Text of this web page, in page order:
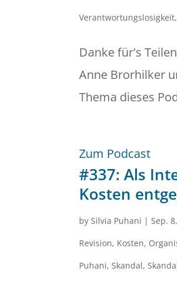
Verantwortungslosigkeit,
Danke für's
Anne Brorhilker
Thema dieses
Zum Podcast
#337: Als
Kosten
bySilvia Puhani |Sep.
Revision, Kosten,
Puhani,Skandal,